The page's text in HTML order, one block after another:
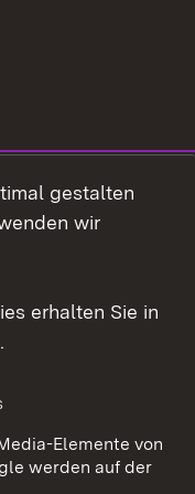
gestalten
wir
erhalten Sie in
.
Elemente von
werden auf der